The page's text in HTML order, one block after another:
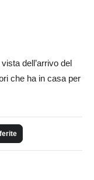
dell’arrivo del
che ha in casa per